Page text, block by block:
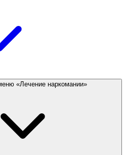
«Лечение наркомании»